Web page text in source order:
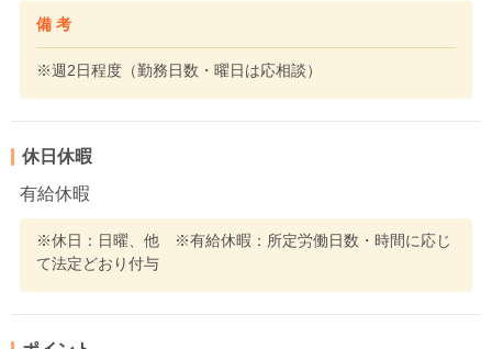
備 考
※週2日程度（勤務日数・曜日は応相談）
休日休暇
有給休暇
※休日：日曜、他 ※有給休暇：所定労働日数・時間に応じ
て法定どおり付与